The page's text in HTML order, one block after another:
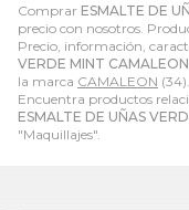
Comprar ESMALTE DE
precio con nosotros.
Precio, información,
VERDE MINT CAMALEON
la marca CAMALEON (34).
Encuentra productos
ESMALTE DE UÑAS
"Maquillajes".